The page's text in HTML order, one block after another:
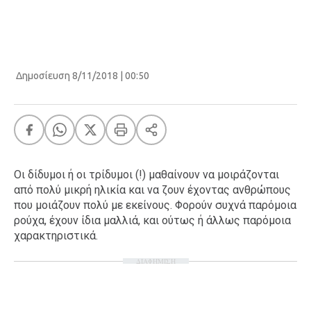
Δημοσίευση 8/11/2018 | 00:50
Οι δίδυμοι ή οι τρίδυμοι (!) μαθαίνουν να μοιράζονται
από πολύ μικρή ηλικία και να ζουν έχοντας ανθρώπους
που μοιάζουν πολύ με εκείνους. Φορούν συχνά παρόμοια
ρούχα, έχουν ίδια μαλλιά, και ούτως ή άλλως παρόμοια
χαρακτηριστικά.
ΔΙΑΦΗΜΙΣΗ